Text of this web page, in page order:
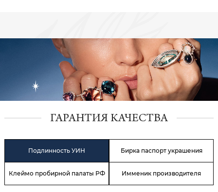
ГАРАНТИЯ КАЧЕСТВА
Подлинность УИН Бирка паспорт украшения
Клеймо пробирной палаты РФ Имменик производителя